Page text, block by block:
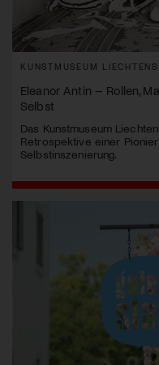
KUNSTMUSEUM
Eleanor Antin – Rollen,
Selbst
Das Kunstmuseum
Retrospektive einer
Selbstinszenierung.